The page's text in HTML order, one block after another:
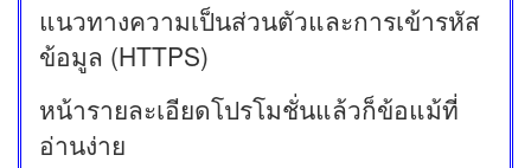
แนวทางความเป็นส่วนตัวและการเข้ารหัส
ข้อมูล (HTTPS)
หน้ารายละเอียดโปรโมชั่นแล้วก็ข้อแม้ที่
อ่านง่าย